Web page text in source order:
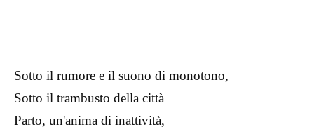
Sotto il rumore e il suono di monotono,
Sotto il trambusto della città
Parto, un'anima di inattività,